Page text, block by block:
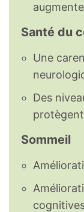
Santé du
Une
Des
Sommeil